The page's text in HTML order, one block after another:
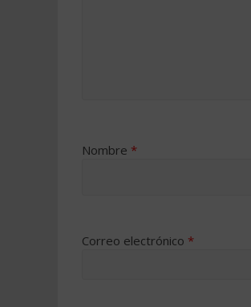
Nombre *
Correo electrónico *